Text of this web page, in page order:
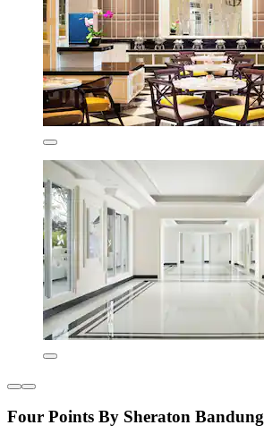
Four Points By Sheraton Bandung